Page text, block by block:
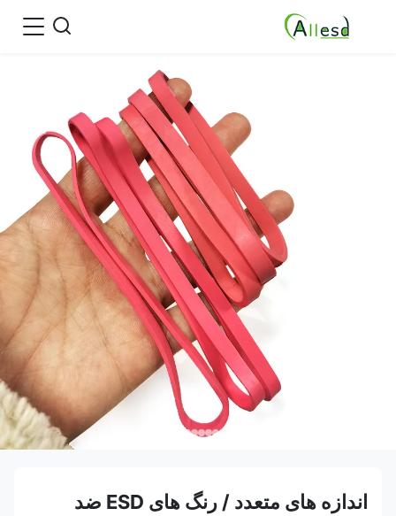
اندازه های متعدد / رنگ های ESD ضد